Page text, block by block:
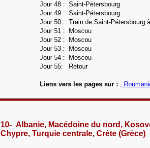
Jour 48 : Saint-Pétersbourg
Jour 49 : Saint-Pétersbourg
Jour 50 : Train de Saint-Pétersbourg
Jour 51 :
Moscou
Jour 52 :
Moscou
Jour 53 :
Moscou
Jour 54 : Moscou
Jour 55: Retour
Liens vers les pages sur : ,
10- Albanie, Macédoine du nord,
Chypre, Turquie centrale, Crète (Grèce)